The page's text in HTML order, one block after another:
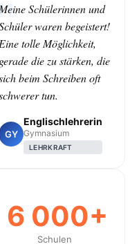
Meine Schülerinnen und
waren begeistert!
Eine tolle Möglichkeit,
gerade die zu stärken, die
beim Schreiben oft
tun.
GY
Englischlehrerin
Gymnasium
LEHRKRAFT
6 000+
Schulen